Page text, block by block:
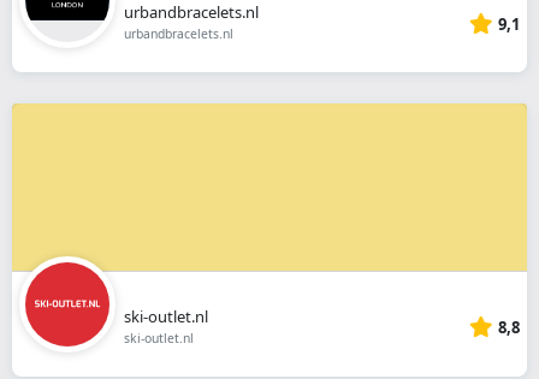
urbandbracelets.nl
urbandbracelets.nl 9,1
ski-outlet.nl
ski-outlet.nl 8,8